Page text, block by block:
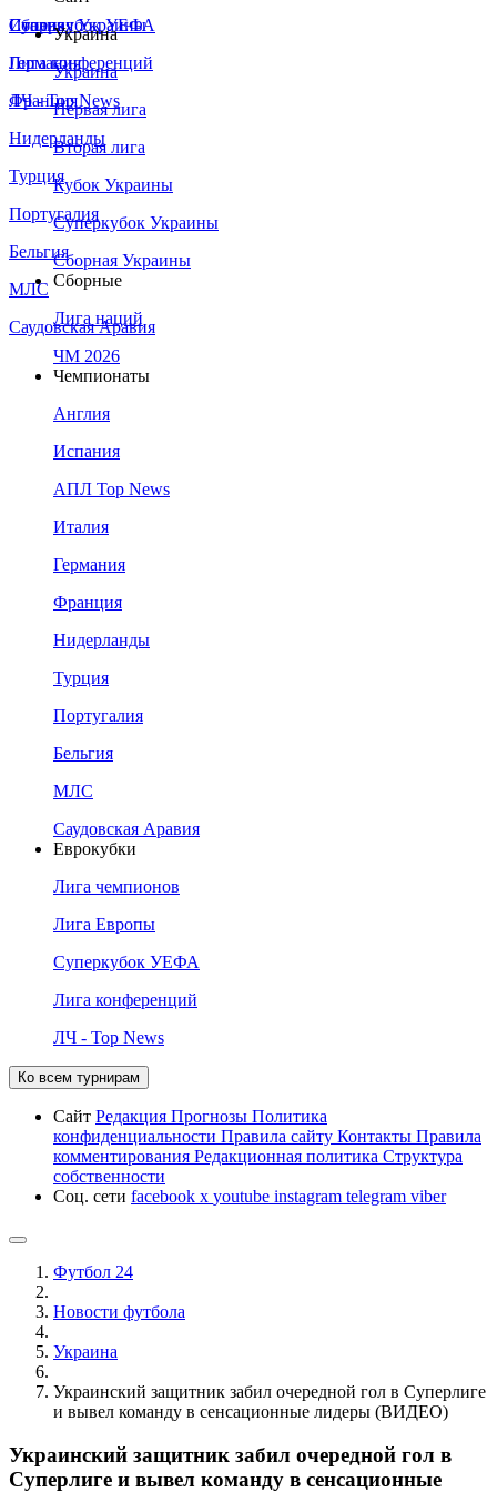
Сборная Украины
Италия
Германия
Франция
Нидерланды
Турция
Португалия
Бельгия
МЛС
Саудовская Аравия
Суперкубок УЕФА
Лига конференций
ЛЧ - Top News
Украина
Украина
Первая лига
Вторая лига
Кубок Украины
Суперкубок Украины
Сборная Украины
Сборные
Лига наций
ЧМ 2026
Чемпионаты
Англия
Испания
АПЛ Top News
Италия
Германия
Франция
Нидерланды
Турция
Португалия
Бельгия
МЛС
Саудовская Аравия
Еврокубки
Лига чемпионов
Лига Европы
Суперкубок УЕФА
Лига конференций
ЛЧ - Top News
Ко всем турнирам
Сайт Редакция Прогнозы Политика
конфиденциальности Правила сайту Контакты Правила
комментирования Редакционная политика Структура
собственности
Соц. сети facebook x youtube instagram telegram viber
Футбол 24
Новости футбола
Украина
Украинский защитник забил очередной гол в Суперлиге
и вывел команду в сенсационные лидеры (ВИДЕО)
Украинский защитник забил очередной гол в
Суперлиге и вывел команду в сенсационные